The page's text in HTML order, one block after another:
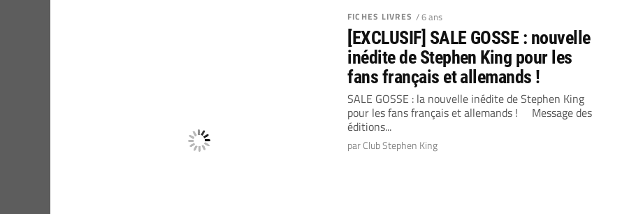
FICHES LIVRES / 6 ans
[EXCLUSIF] SALE GOSSE : nouvelle
inédite de Stephen King pour les
fans français et allemands !
SALE GOSSE : la nouvelle inédite de Stephen King
pour les fans français et allemands ! Message des
éditions...
par Club Stephen King